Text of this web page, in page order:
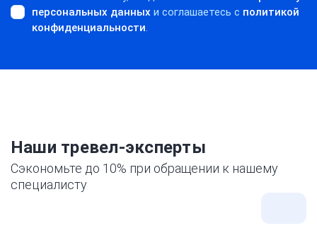
персональных данных и соглашаетесь c политикой
конфиденциальности.
Наши тревел-эксперты
Сэкономьте до 10% при обращении к нашему
специалисту